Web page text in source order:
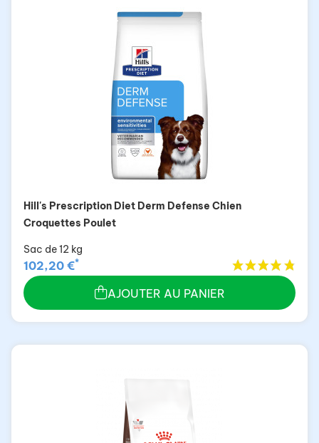
Hill's Prescription Diet Derm Defense Chien
Croquettes Poulet
Sac de 12 kg
102,20 €*
AJOUTER AU PANIER